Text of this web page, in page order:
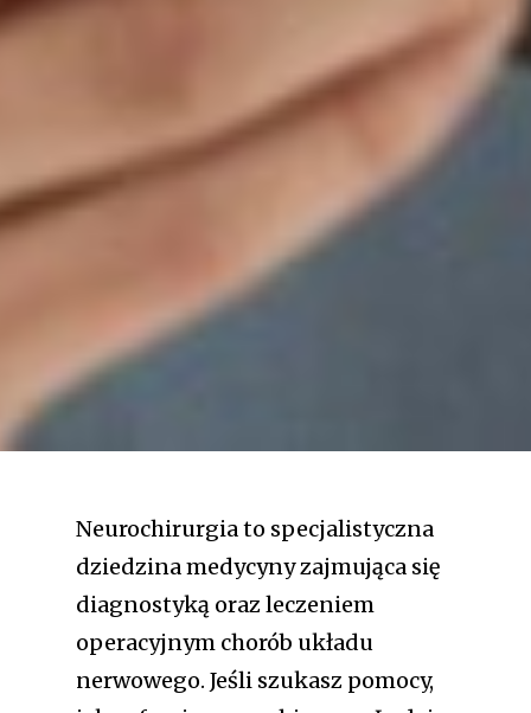
Neurochirurgia to specjalistyczna
dziedzina medycyny zajmująca się
diagnostyką oraz leczeniem
operacyjnym chorób układu
nerwowego. Jeśli szukasz pomocy,